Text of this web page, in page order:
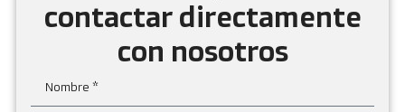
contactar directamente
con nosotros